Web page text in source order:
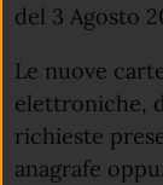
del 3 Agosto
Le nuove
elettroniche,
richieste
anagrafe